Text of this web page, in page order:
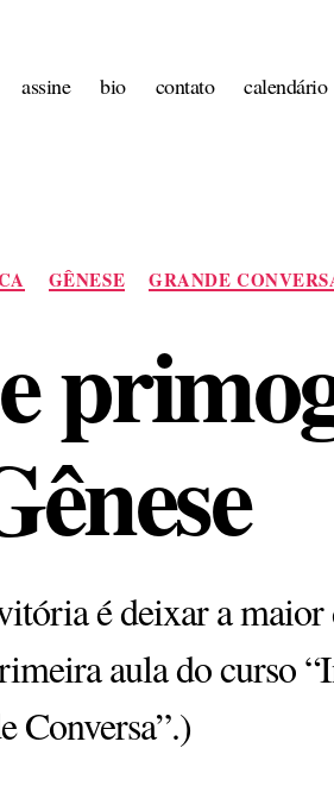
assine bio contato calendário
Categorias
GÊNESE GRANDE
é deixar a maior
aula do curso
Conversa”.)